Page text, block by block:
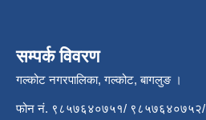
सम्पर्क विवरण
गल्कोट नगरपालिका, गल्कोट, बागलुङ ।
फोन नं. ९८५७६४०७५१/ ९८५७६४०७५२/